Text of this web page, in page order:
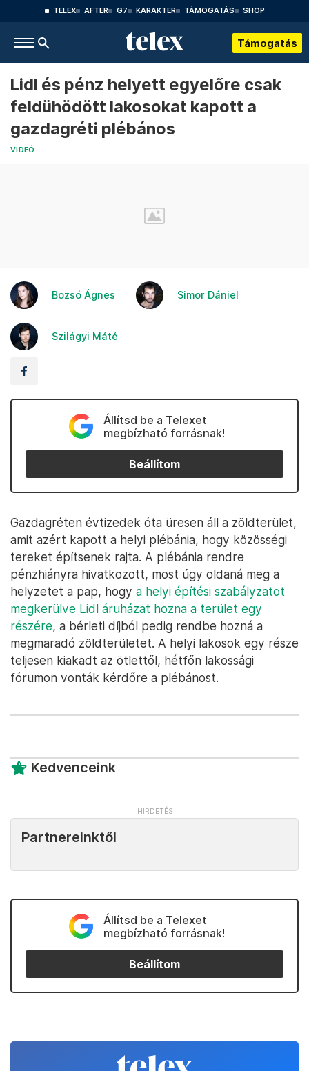
TELEX AFTER G7 KARAKTER TÁMOGATÁS SHOP
Támogatás
Lidl és pénz helyett egyelőre csak
feldühödött lakosokat kapott a
gazdagréti plébános
VIDEÓ
Bozsó Ágnes Simor Dániel
Szilágyi Máté
Állítsd be a Telexet
megbízható forrásnak!
Beállítom
Gazdagréten évtizedek óta üresen áll a zöldterület,
amit azért kapott a helyi plébánia, hogy közösségi
tereket építsenek rajta. A plébánia rendre
pénzhiányra hivatkozott, most úgy oldaná meg a
helyzetet a pap, hogy a helyi építési szabályzatot
megkerülve Lidl áruházat hozna a terület egy
részére, a bérleti díjból pedig rendbe hozná a
megmaradó zöldterületet. A helyi lakosok egy része
teljesen kiakadt az ötlettől, hétfőn lakossági
fórumon vonták kérdőre a plébánost.
Kedvenceink
Partnereinktől
Állítsd be a Telexet
megbízható forrásnak!
Beállítom